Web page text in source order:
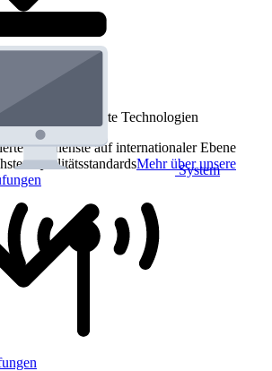
System
für smarte Technologien
Prüfdienste auf internationaler Ebene
QualitätsstandardsMehr über unsere